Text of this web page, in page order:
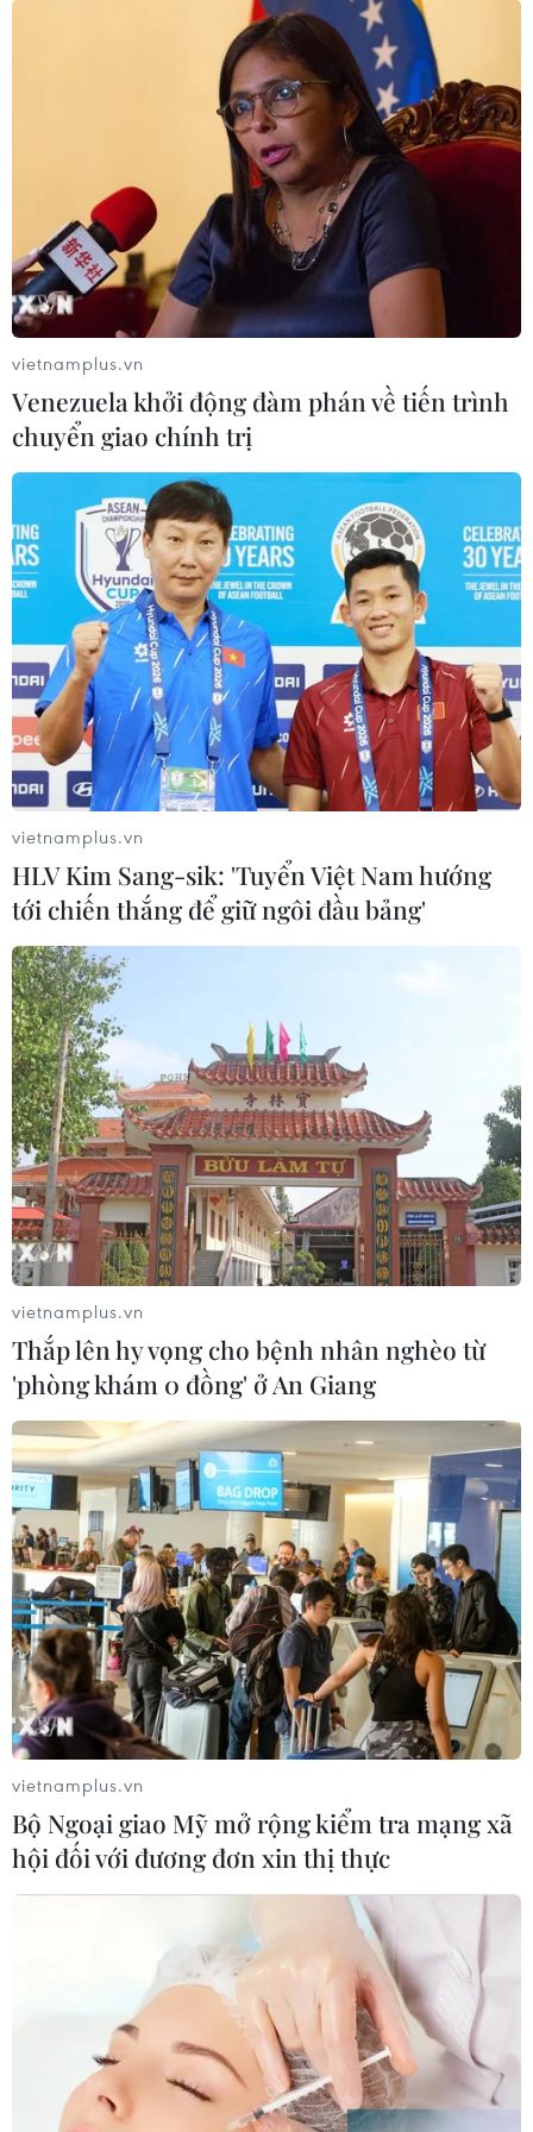
TIN CÙNG CHUYÊN MỤC
Nga thoái vốn nhà nước khỏi Sân bay
Quốc tế Sheremetyevo
07/08/2026 00:22
Nga thông báo tấn công căn
cứ ngầm của Ukraine
06/08/2026 16:21
Tây Ban Nha: 100 người thiệt mạng
trong vụ vượt biển ồ ạt vào Ceuta
Đức tuyên án chung thân đối tượng
gây vụ lao xe vào đám đông ở
06/08/2026 15:57
Nga thúc đẩy đa dạng hóa tuyến vận
tải kết nối châu Á qua Ấn Độ Dương
vietnamplus.vn
Venezuela khởi động đàm phán về tiến trình
chuyển giao chính trị
vietnamplus.vn
HLV Kim Sang-sik: 'Tuyển Việt Nam hướng
tới chiến thắng để giữ ngôi đầu bảng'
vietnamplus.vn
Thắp lên hy vọng cho bệnh nhân nghèo từ
'phòng khám 0 đồng' ở An Giang
vietnamplus.vn
Bộ Ngoại giao Mỹ mở rộng kiểm tra mạng xã
hội đối với đương đơn xin thị thực